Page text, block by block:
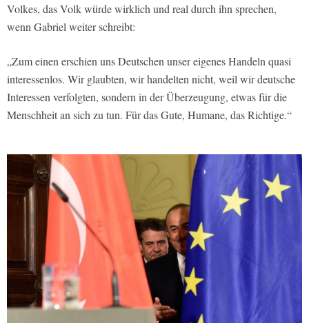
Volkes, das Volk würde wirklich und real durch ihn sprechen,
wenn Gabriel weiter schreibt:
„Zum einen erschien uns Deutschen unser eigenes Handeln quasi
interessenlos. Wir glaubten, wir handelten nicht, weil wir deutsche
Interessen verfolgten, sondern in der Überzeugung, etwas für die
Menschheit an sich zu tun. Für das Gute, Humane, das Richtige.“